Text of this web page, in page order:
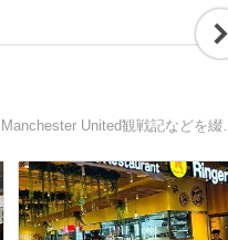
ロンドン4年、北ウェールズ